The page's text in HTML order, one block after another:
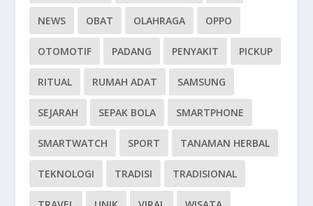
NEWS OBAT OLAHRAGA OPPO
OTOMOTIF PADANG PENYAKIT PICKUP
RITUAL RUMAH ADAT SAMSUNG
SEJARAH SEPAK BOLA SMARTPHONE
SMARTWATCH SPORT TANAMAN HERBAL
TEKNOLOGI TRADISI TRADISIONAL